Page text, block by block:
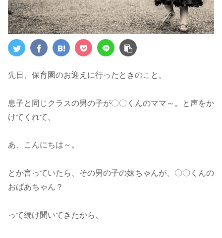
先日、保育園のお迎えに行ったときのこと。
息子と同じクラスの男の子が〇〇くんのママ～。と声をか
けてくれて、
あ、こんにちは～。
とか言っていたら、その男の子の妹ちゃんが、〇〇くんの
おばあちゃん？
って続け聞いてきたから、